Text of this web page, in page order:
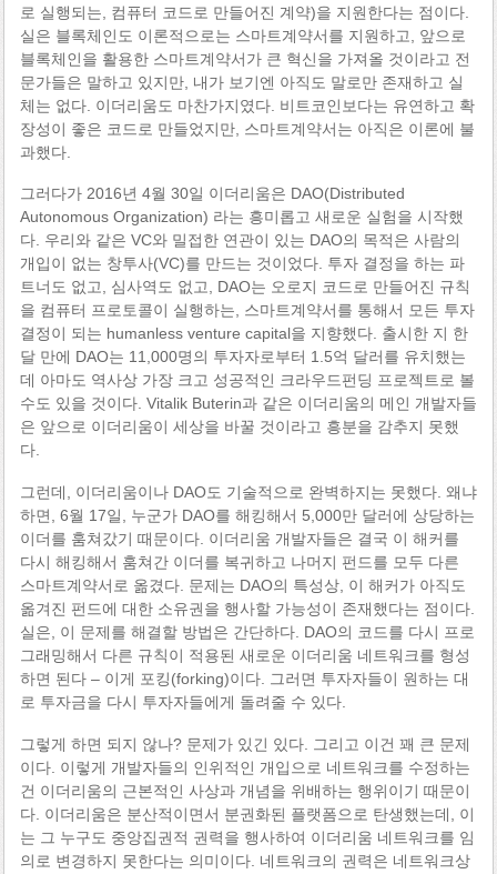
로 실행되는, 컴퓨터 코드로 만들어진 계약)을 지원한다는 점이다.
실은 블록체인도 이론적으로는 스마트계약서를 지원하고, 앞으로
블록체인을 활용한 스마트계약서가 큰 혁신을 가져올 것이라고 전
문가들은 말하고 있지만, 내가 보기엔 아직도 말로만 존재하고 실
체는 없다. 이더리움도 마찬가지였다. 비트코인보다는 유연하고 확
장성이 좋은 코드로 만들었지만, 스마트계약서는 아직은 이론에 불
과했다.
그러다가 2016년 4월 30일 이더리움은 DAO(Distributed
Autonomous Organization) 라는 흥미롭고 새로운 실험을 시작했
다. 우리와 같은 VC와 밀접한 연관이 있는 DAO의 목적은 사람의
개입이 없는 창투사(VC)를 만드는 것이었다. 투자 결정을 하는 파
트너도 없고, 심사역도 없고, DAO는 오로지 코드로 만들어진 규칙
을 컴퓨터 프로토콜이 실행하는, 스마트계약서를 통해서 모든 투자
결정이 되는 humanless venture capital을 지향했다. 출시한 지 한
달 만에 DAO는 11,000명의 투자자로부터 1.5억 달러를 유치했는
데 아마도 역사상 가장 크고 성공적인 크라우드펀딩 프로젝트로 볼
수도 있을 것이다. Vitalik Buterin과 같은 이더리움의 메인 개발자들
은 앞으로 이더리움이 세상을 바꿀 것이라고 흥분을 감추지 못했
다.
그런데, 이더리움이나 DAO도 기술적으로 완벽하지는 못했다. 왜냐
하면, 6월 17일, 누군가 DAO를 해킹해서 5,000만 달러에 상당하는
이더를 훔쳐갔기 때문이다. 이더리움 개발자들은 결국 이 해커를
다시 해킹해서 훔쳐간 이더를 복귀하고 나머지 펀드를 모두 다른
스마트계약서로 옮겼다. 문제는 DAO의 특성상, 이 해커가 아직도
옮겨진 펀드에 대한 소유권을 행사할 가능성이 존재했다는 점이다.
실은, 이 문제를 해결할 방법은 간단하다. DAO의 코드를 다시 프로
그래밍해서 다른 규칙이 적용된 새로운 이더리움 네트워크를 형성
하면 된다 – 이게 포킹(forking)이다. 그러면 투자자들이 원하는 대
로 투자금을 다시 투자자들에게 돌려줄 수 있다.
그렇게 하면 되지 않나? 문제가 있긴 있다. 그리고 이건 꽤 큰 문제
이다. 이렇게 개발자들의 인위적인 개입으로 네트워크를 수정하는
건 이더리움의 근본적인 사상과 개념을 위배하는 행위이기 때문이
다. 이더리움은 분산적이면서 분권화된 플랫폼으로 탄생했는데, 이
는 그 누구도 중앙집권적 권력을 행사하여 이더리움 네트워크를 임
의로 변경하지 못한다는 의미이다. 네트워크의 권력은 네트워크상